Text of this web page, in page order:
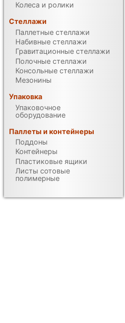
Колеса и ролики
Стеллажи
Паллетные стеллажи
Набивные стеллажи
Гравитационные стеллажи
Полочные стеллажи
Консольные стеллажи
Мезонины
Упаковка
Упаковочное
оборудование
Паллеты и контейнеры
Поддоны
Контейнеры
Пластиковые ящики
Листы сотовые
полимерные